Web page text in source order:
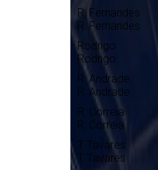
R. Fernandes
R. Fernandes
Rodrigo
Rodrigo
R. Andrade
R. Andrade
R. Correia
R. Correia
T. Tavares
T. Tavares